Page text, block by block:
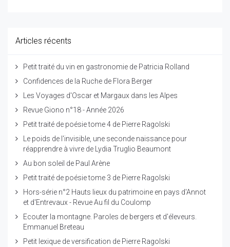
Articles récents
Petit traité du vin en gastronomie de Patricia Rolland
Confidences de la Ruche de Flora Berger
Les Voyages d'Oscar et Margaux dans les Alpes
Revue Giono n°18 - Année 2026
Petit traité de poésie tome 4 de Pierre Ragolski
Le poids de l'invisible, une seconde naissance pour
réapprendre à vivre de Lydia Truglio Beaumont
Au bon soleil de Paul Arène
Petit traité de poésie tome 3 de Pierre Ragolski
Hors-série n°2 Hauts lieux du patrimoine en pays d'Annot
et d'Entrevaux - Revue Au fil du Coulomp
Ecouter la montagne. Paroles de bergers et d'éleveurs.
Emmanuel Breteau
Petit lexique de versification de Pierre Ragolski